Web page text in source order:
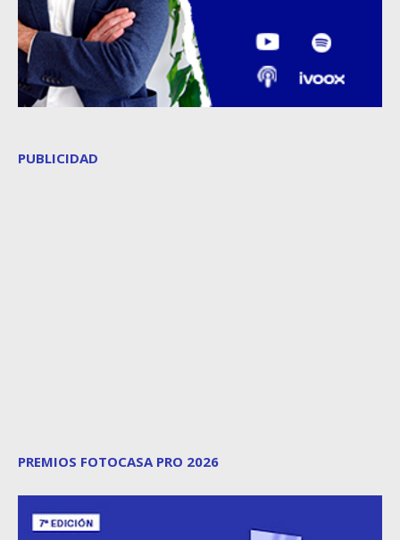
PUBLICIDAD
PREMIOS FOTOCASA PRO 2026